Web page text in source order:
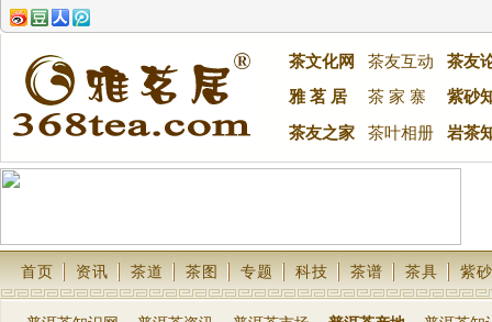
茶文化网 茶友互动
茶友
雅 茗 居
茶 家 寨 紫砂
茶友之家 茶叶相册 岩茶
首页 资讯 茶道 茶图 专题 科技 茶谱 茶具 紫砂